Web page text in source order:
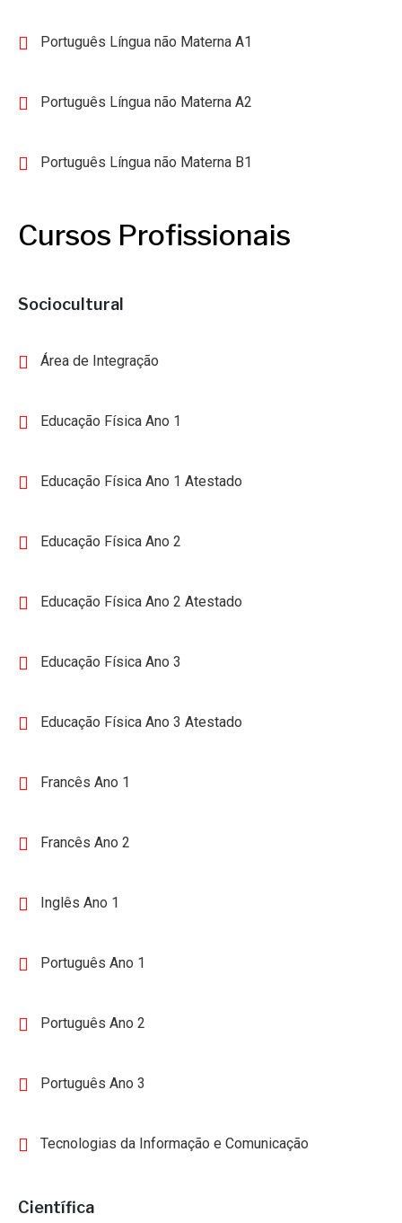
Português Língua não Materna A1
Português Língua não Materna A2
Português Língua não Materna B1
Cursos Profissionais
Sociocultural
Área de Integração
Educação Física Ano 1
Educação Física Ano 1 Atestado
Educação Física Ano 2
Educação Física Ano 2 Atestado
Educação Física Ano 3
Educação Física Ano 3 Atestado
Francês Ano 1
Francês Ano 2
Inglês Ano 1
Português Ano 1
Português Ano 2
Português Ano 3
Tecnologias da Informação e Comunicação
Científica